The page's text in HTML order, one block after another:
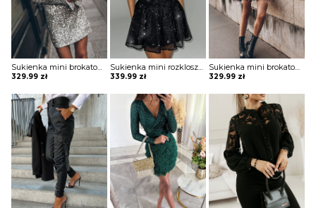
Sukienka mini brokatowa Eric
329.99 zł
Sukienka mini rozkloszowana bez ramiączek Zahariea
339.99 zł
Sukienka mini brokatowa Eric
329.99 zł